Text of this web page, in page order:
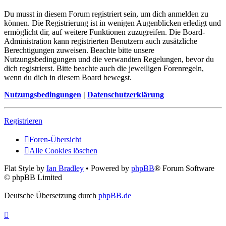
Du musst in diesem Forum registriert sein, um dich anmelden zu
können. Die Registrierung ist in wenigen Augenblicken erledigt und
ermöglicht dir, auf weitere Funktionen zuzugreifen. Die Board-
Administration kann registrierten Benutzern auch zusätzliche
Berechtigungen zuweisen. Beachte bitte unsere
Nutzungsbedingungen und die verwandten Regelungen, bevor du
dich registrierst. Bitte beachte auch die jeweiligen Forenregeln,
wenn du dich in diesem Board bewegst.
Nutzungsbedingungen | Datenschutzerklärung
Registrieren
Foren-Übersicht
Alle Cookies löschen
Flat Style by Ian Bradley • Powered by phpBB® Forum Software
© phpBB Limited
Deutsche Übersetzung durch phpBB.de